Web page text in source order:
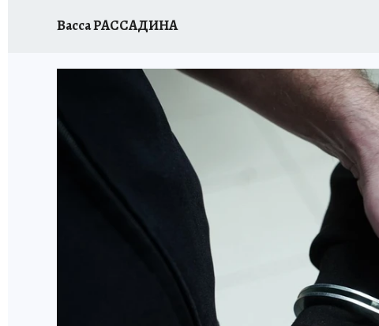
Васса РАССАДИНА